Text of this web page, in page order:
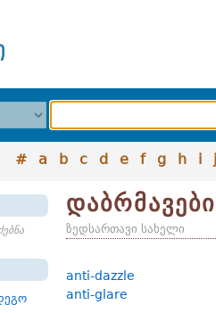
# a b c d e f g h i j
ზედსართავი სახელი
anti-dazzle
anti-glare